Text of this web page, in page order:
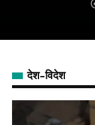
देश-विदेश